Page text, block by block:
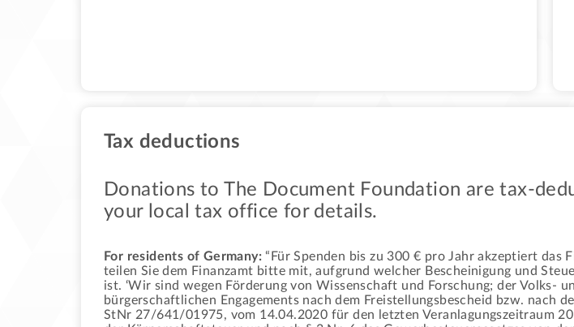
Tax deductions
Donations to The Document Foundation are tax-
your local tax office for details.
For residents of Germany: “Für Spenden bis zu 300 € pro Jahr akzeptiert das
teilen Sie dem Finanzamt bitte mit, aufgrund welcher Bescheinigung und
ist. ‘Wir sind wegen Förderung von Wissenschaft und Forschung; der Volks-
bürgerschaftlichen Engagements nach dem Freistellungsbescheid bzw. nach
StNr 27/641/01975, vom 14.04.2020 für den letzten Veranlagungszeitraum